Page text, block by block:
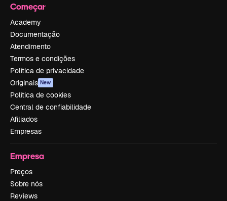
Começar
Academy
Documentação
Atendimento
Termos e condições
Política de privacidade
Originais New
Política de cookies
Central de confiabilidade
Afiliados
Empresas
Empresa
Preços
Sobre nós
Reviews